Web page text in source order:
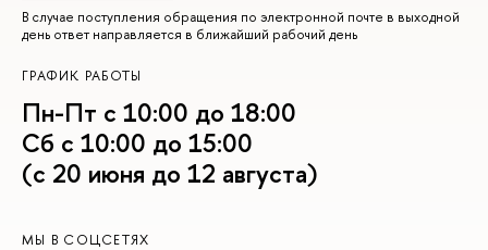
В случае поступления обращения по электронной почте в выходной
день ответ направляется в ближайший рабочий день
ГРАФИК РАБОТЫ
Пн-Пт с 10:00 до 18:00
Сб с 10:00 до 15:00
(с 20 июня до 12 августа)
МЫ В СОЦСЕТЯХ